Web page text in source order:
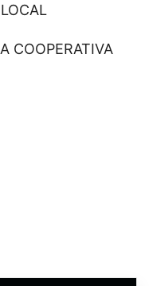
COOPERATIVA